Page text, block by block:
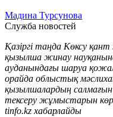
Мадина Турсунова
Служба новостей
Қазіргі таңда Көксу
қызылша жинау
ауданындағы шаруа
орайда облыстық
қызылшалардың
тексеру жұмыстарын
tinfo.kz хабарлайды